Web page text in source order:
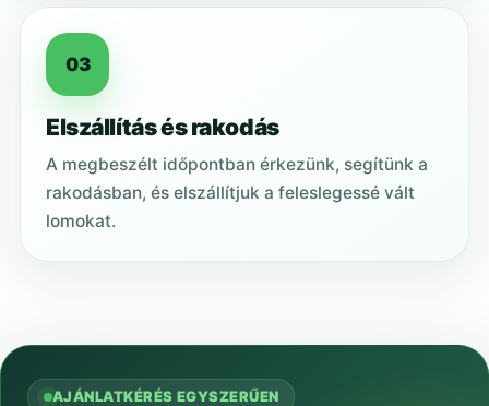
03
Elszállítás és rakodás
A megbeszélt időpontban érkezünk, segítünk a
rakodásban, és elszállítjuk a feleslegessé vált
lomokat.
AJÁNLATKÉRÉS EGYSZERŰEN